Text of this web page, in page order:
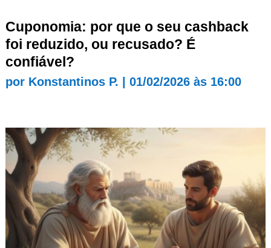
Cuponomia: por que o seu cashback
foi reduzido, ou recusado? É
confiável?
por Konstantinos P. 01/02/2026 às 16:00